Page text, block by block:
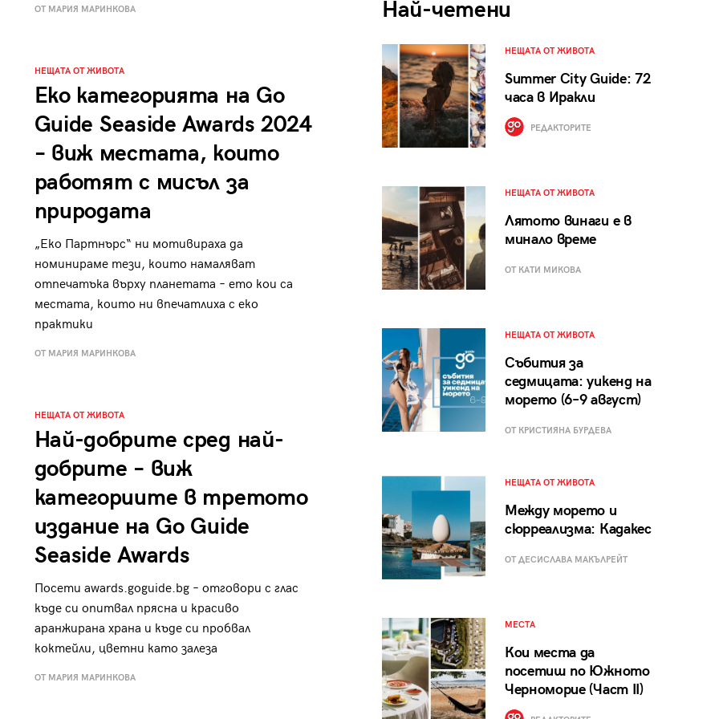
ОТ МАРИЯ МАРИНКОВА
НЕЩАТА ОТ ЖИВОТА
Еко категорията на Go
Guide Seaside Awards 2024
– виж местата, които
работят с мисъл за
природата
„Еко Партнърс“ ни мотивираха да
номинираме тези, които намаляват
отпечатъка върху планетата – ето кои са
местата, които ни впечатлиха с еко
практики
ОТ МАРИЯ МАРИНКОВА
НЕЩАТА ОТ ЖИВОТА
Най-добрите сред най-
добрите – виж
категориите в третото
издание на Go Guide
Seaside Awards
Посети awards.goguide.bg – отговори с глас
къде си опитвал прясна и красиво
аранжирана храна и къде си пробвал
коктейли, цветни като залеза
ОТ МАРИЯ МАРИНКОВА
Най-четени
НЕЩАТА ОТ ЖИВОТА
Summer City Guide: 72
часа в Иракли
РЕДАКТОРИТЕ
НЕЩАТА ОТ ЖИВОТА
Лятото винаги е в
минало време
ОТ КАТИ МИКОВА
НЕЩАТА ОТ ЖИВОТА
Събития за
седмицата: уикенд на
морето (6–9 август)
ОТ КРИСТИЯНА БУРДЕВА
НЕЩАТА ОТ ЖИВОТА
Между морето и
сюрреализма: Кадакес
ОТ ДЕСИСЛАВА МАКЪЛРЕЙТ
МЕСТА
Кои места да
посетиш по Южното
Черноморие (Част II)